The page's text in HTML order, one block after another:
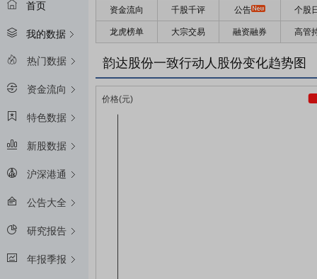
首页
我的数据
热门数据
资金流向
特色数据
新股数据
沪深港通
公告大全
研究报告
年报季报
资金流向 千股千评 公告 个股
龙虎榜单 大宗交易 融资融券 高管
韵达股份一致行动人股份变化趋势图